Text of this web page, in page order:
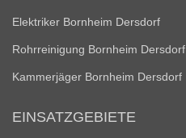
Elektriker Bornheim Dersdorf
Rohrreinigung Bornheim Dersdorf
Kammerjäger Bornheim Dersdorf
EINSATZGEBIETE